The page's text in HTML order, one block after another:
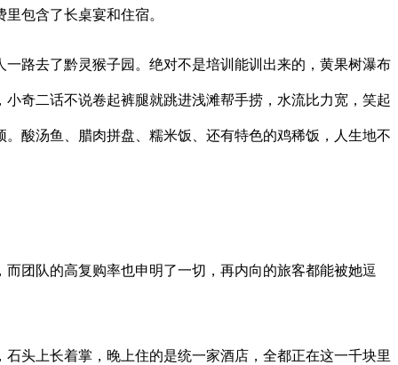
包含了长桌宴和住宿。
路去了黔灵猴子园。绝对不是培训能训出来的，黄果树瀑布
奇二话不说卷起裤腿就跳进浅滩帮手捞，水流比力宽，笑起
酸汤鱼、腊肉拼盘、糯米饭、还有特色的鸡稀饭，人生地不
团队的高复购率也申明了一切，再内向的旅客都能被她逗
上长着掌，晚上住的是统一家酒店，全都正在这一千块里